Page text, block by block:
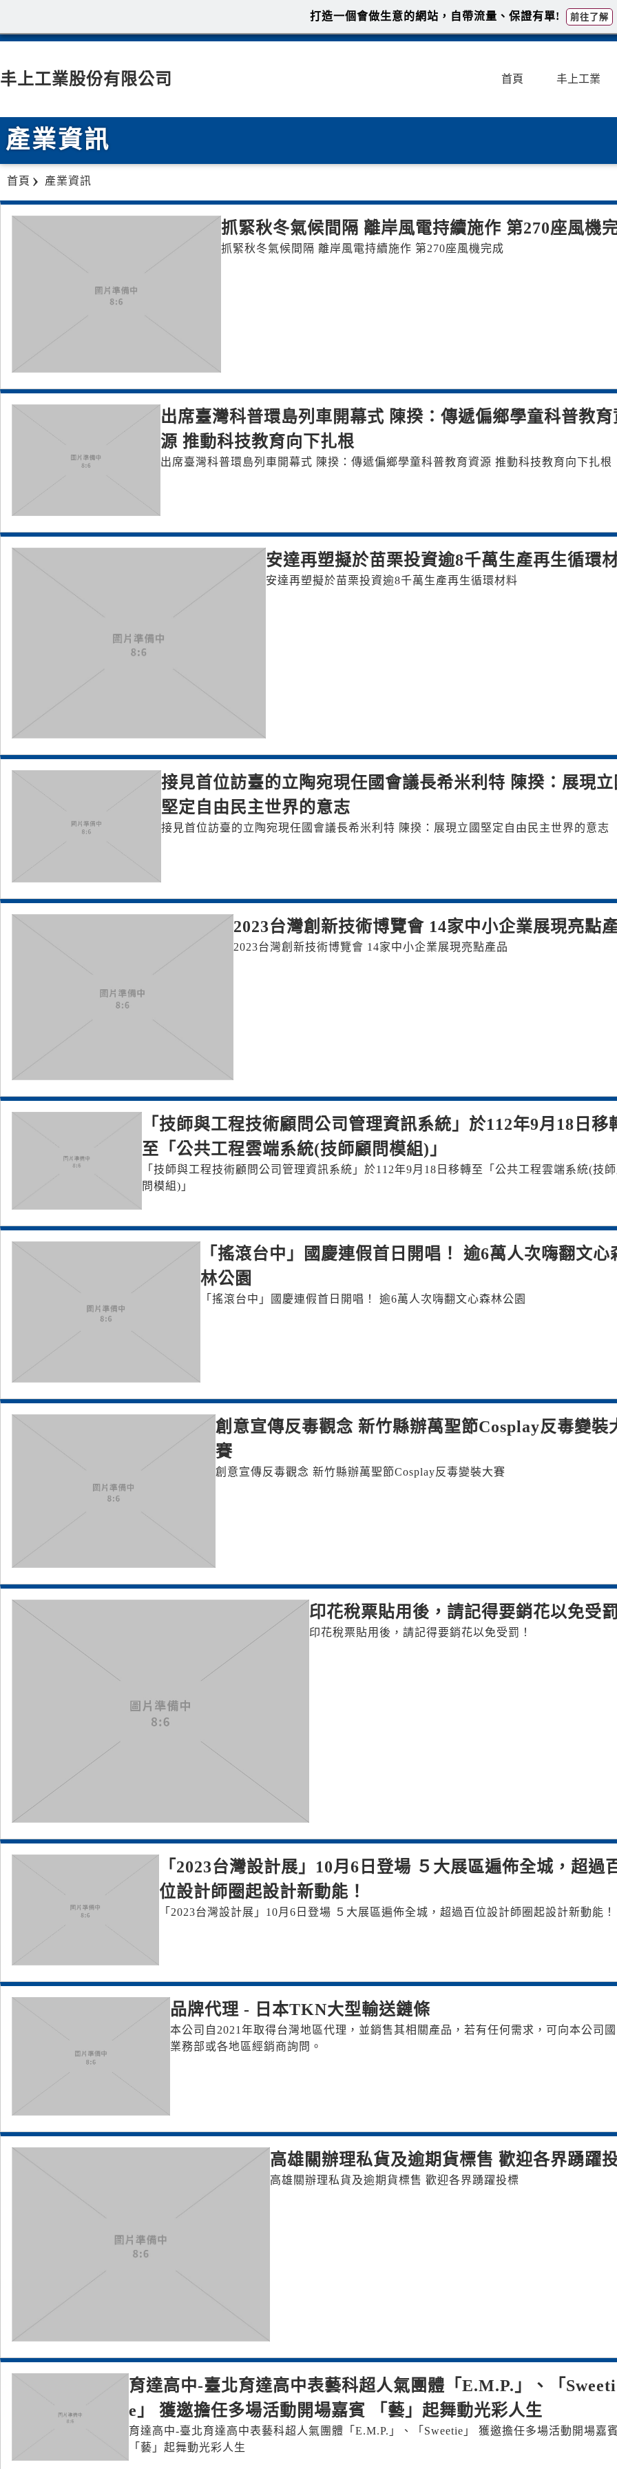
丰上工業股份有限公司 首頁 丰上工業
產業資訊
首頁 產業資訊
抓緊秋冬氣候間隔 離岸風電持續施作 第270座風機
抓緊秋冬氣候間隔 離岸風電持續施作 第270座風機完成
出席臺灣科普環島列車開幕式 陳揆：傳遞偏鄉學童科普教育
源 推動科技教育向下扎根
出席臺灣科普環島列車開幕式 陳揆：傳遞偏鄉學童科普教育資源 推動科技教育向下扎根
安達再塑擬於苗栗投資逾8千萬生產再生循環
安達再塑擬於苗栗投資逾8千萬生產再生循環材料
接見首位訪臺的立陶宛現任國會議長希米利特 陳揆：展現立
堅定自由民主世界的意志
接見首位訪臺的立陶宛現任國會議長希米利特 陳揆：展現立國堅定自由民主世界的意志
2023台灣創新技術博覽會 14家中小企業展現亮點
2023台灣創新技術博覽會 14家中小企業展現亮點產品
「技師與工程技術顧問公司管理資訊系統」於112年9月18日移
至「公共工程雲端系統(技師顧問模組)」
「技師與工程技術顧問公司管理資訊系統」於112年9月18日移轉至「公共工程雲端系統(技
問模組)」
「搖滾台中」國慶連假首日開唱！ 逾6萬人次嗨翻文心
林公園
「搖滾台中」國慶連假首日開唱！ 逾6萬人次嗨翻文心森林公園
創意宣傳反毒觀念 新竹縣辦萬聖節Cosplay反毒變裝
賽
創意宣傳反毒觀念 新竹縣辦萬聖節Cosplay反毒變裝大賽
印花稅票貼用後，請記得要銷花以免受
印花稅票貼用後，請記得要銷花以免受罰！
「2023台灣設計展」10月6日登場 ５大展區遍佈全城，超過
位設計師圈起設計新動能！
「2023台灣設計展」10月6日登場 ５大展區遍佈全城，超過百位設計師圈起設計新動能！
品牌代理 - 日本TKN大型輸送鏈條
本公司自2021年取得台灣地區代理，並銷售其相關產品，若有任何需求，可向本公司
業務部或各地區經銷商詢問。
高雄關辦理私貨及逾期貨標售 歡迎各界踴躍
高雄關辦理私貨及逾期貨標售 歡迎各界踴躍投標
育達高中-臺北育達高中表藝科超人氣團體「E.M.P.」、「Sweeti
e」 獲邀擔任多場活動開場嘉賓 「藝」起舞動光彩人生
育達高中-臺北育達高中表藝科超人氣團體「E.M.P.」、「Sweetie」 獲邀擔任多場活動開場嘉
「藝」起舞動光彩人生
打造一個會做生意的網站，自帶流量、保證有單! 前往了解